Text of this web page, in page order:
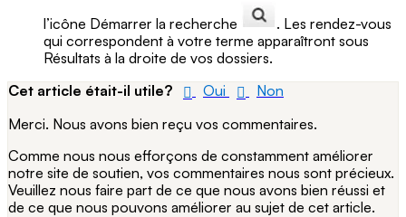
l’icône Démarrer la recherche
. Les rendez-vous
qui correspondent à votre terme apparaîtront sous
Résultats à la droite de vos dossiers.
Cet article était-il utile?
Oui
Non
Merci. Nous avons bien reçu vos commentaires.
Comme nous nous efforçons de constamment améliorer
notre site de soutien, vos commentaires nous sont précieux.
Veuillez nous faire part de ce que nous avons bien réussi et
de ce que nous pouvons améliorer au sujet de cet article.